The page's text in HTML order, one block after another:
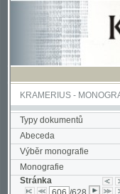
KRAMERIUS-
Typy dokumentů
Abeceda
Výběr monografie
Monografie
Stránka
/628